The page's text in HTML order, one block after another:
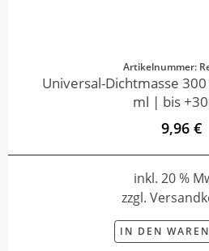
Artikelnummer:
Universal-Dichtmasse
ml | bis
9,96 €
inkl. 20 %
zzgl.
IN DEN